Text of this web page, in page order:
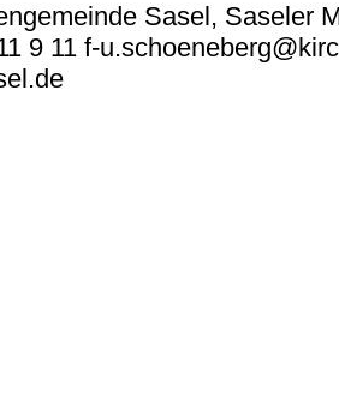
Sasel, Saseler
9 11 f-